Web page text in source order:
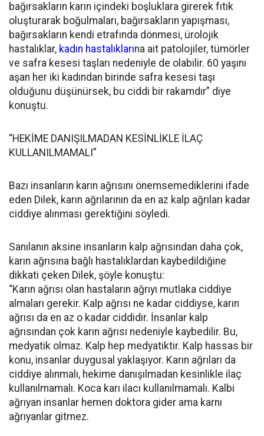
bağırsakların karın içindeki boşluklara girerek fıtık
oluşturarak boğulmaları, bağırsakların yapışması,
bağırsakların kendi etrafında dönmesi, ürolojik
hastalıklar, kadın hastalıklarına ait patolojiler, tümörler
ve safra kesesi taşları nedeniyle de olabilir. 60 yaşını
aşan her iki kadından birinde safra kesesi taşı
olduğunu düşünürsek, bu ciddi bir rakamdır” diye
konuştu.
“HEKİME DANIŞILMADAN KESİNLİKLE İLAÇ
KULLANILMAMALI”
Bazı insanların karın ağrısını önemsemediklerini ifade
eden Dilek, karın ağrılarının da en az kalp ağrıları kadar
ciddiye alınması gerektiğini söyledi.
Sanılanın aksine insanların kalp ağrısından daha çok,
karın ağrısına bağlı hastalıklardan kaybedildiğine
dikkati çeken Dilek, şöyle konuştu:
“Karın ağrısı olan hastaların ağrıyı mutlaka ciddiye
almaları gerekir. Kalp ağrısı ne kadar ciddiyse, karın
ağrısı da en az o kadar ciddidir. İnsanlar kalp
ağrısından çok karın ağrısı nedeniyle kaybedilir. Bu,
medyatik olmaz. Kalp hep medyatiktir. Kalp hassas bir
konu, insanlar duygusal yaklaşıyor. Karın ağrıları da
ciddiye alınmalı, hekime danışılmadan kesinlikle ilaç
kullanılmamalı. Koca karı ilacı kullanılmamalı. Kalbi
ağrıyan insanlar hemen doktora gider ama karnı
ağrıyanlar gitmez.